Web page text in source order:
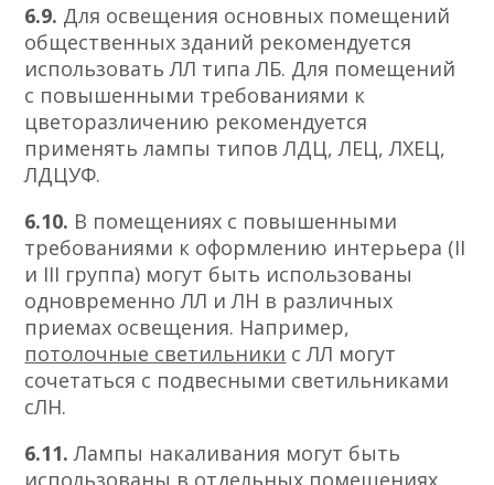
6.9. Для освещения основных помещений
общественных зданий рекомендуется
использовать ЛЛ типа ЛБ. Для помещений
с повышенными требованиями к
цветоразличению рекомендуется
применять лампы типов ЛДЦ, ЛЕЦ, ЛХЕЦ,
ЛДЦУФ.
6.10. В помещениях с повышенными
требованиями к оформлению интерьера (II
и III группа) могут быть использованы
одновременно ЛЛ и ЛН в различных
приемах освещения. Например,
потолочные светильники с ЛЛ могут
сочетаться с подвесными светильниками
сЛН.
6.11.Лампы накаливания могут быть
использованы в отдельных помещениях